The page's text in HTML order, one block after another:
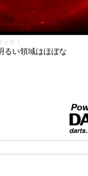
ク！
るい領域はほぼな